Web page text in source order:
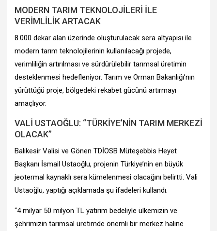
MODERN TARIM TEKNOLOJİLERİ İLE
VERİMLİLİK ARTACAK
8.000 dekar alan üzerinde oluşturulacak sera altyapısı ile
modern tarım teknolojilerinin kullanılacağı projede,
verimliliğin artırılması ve sürdürülebilir tarımsal üretimin
desteklenmesi hedefleniyor. Tarım ve Orman Bakanlığı’nın
yürüttüğü proje, bölgedeki rekabet gücünü artırmayı
amaçlıyor.
VALİ USTAOĞLU: “TÜRKİYE’NİN TARIM MERKEZİ
OLACAK”
Balıkesir Valisi ve Gönen TDİOSB Müteşebbis Heyet
Başkanı İsmail Ustaoğlu, projenin Türkiye’nin en büyük
jeotermal kaynaklı sera kümelenmesi olacağını belirtti. Vali
Ustaoğlu, yaptığı açıklamada şu ifadeleri kullandı:
“4 milyar 50 milyon TL yatırım bedeliyle ülkemizin ve
şehrimizin tarımsal üretimde önemli bir merkez haline